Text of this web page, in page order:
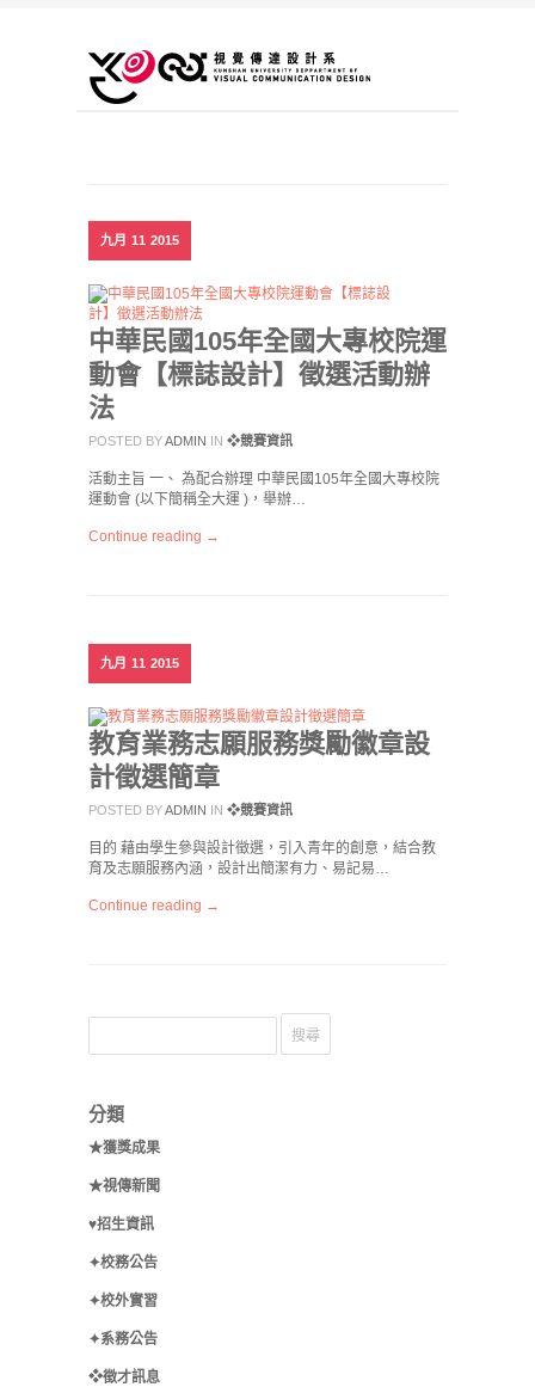
九月 11 2015
中華民國105年全國大專校院運
動會【標誌設計】徵選活動辦
法
POSTED BYADMIN IN ❖競賽資訊
活動主旨 一、 為配合辦理 中華民國105年全國大專校院
運動會 (以下簡稱全大運 )，舉辦…
Continue reading →
九月 11 2015
教育業務志願服務獎勵徽章設
計徵選簡章
POSTED BYADMIN IN ❖競賽資訊
目的 藉由學生參與設計徵選，引入青年的創意，結合教
育及志願服務內涵，設計出簡潔有力、易記易…
Continue reading →
分類
★獲獎成果
★視傳新聞
♥招生資訊
✦校務公告
✦校外實習
✦系務公告
❖徵才訊息